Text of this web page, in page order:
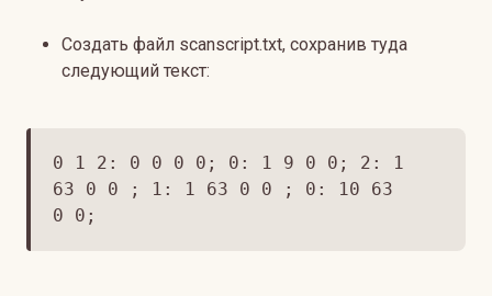
Создать файл scanscript.txt, сохранив туда
следующий текст:
0 1 2: 0 0 0 0; 0: 1 9 0 0; 2: 1
63 0 0 ; 1: 1 63 0 0 ; 0: 10 63
0 0;